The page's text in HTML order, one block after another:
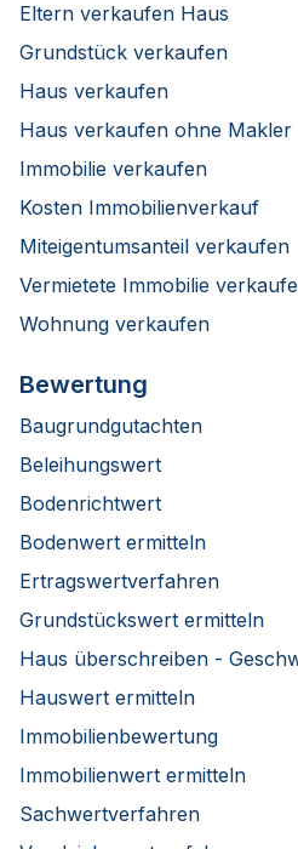
Eltern verkaufen Haus
Grundstück verkaufen
Haus verkaufen
Haus verkaufen ohne Makler
Immobilie verkaufen
Kosten Immobilienverkauf
Miteigentumsanteil verkaufen
Vermietete Immobilie
Wohnung verkaufen
Bewertung
Baugrundgutachten
Beleihungswert
Bodenrichtwert
Bodenwert ermitteln
Ertragswertverfahren
Grundstückswert ermitteln
Haus überschreiben -
Hauswert ermitteln
Immobilienbewertung
Immobilienwert ermitteln
Sachwertverfahren